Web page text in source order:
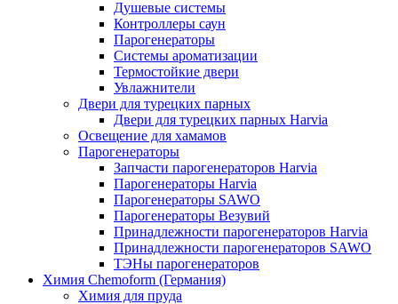
Душевые системы
Контроллеры саун
Парогенераторы
Системы ароматизации
Термостойкие двери
Увлажнители
Двери для турецких парных
Двери для турецких парных Harvia
Освещение для хамамов
Парогенераторы
Запчасти парогенераторов Harvia
Парогенераторы Harvia
Парогенераторы SAWO
Парогенераторы Везувий
Принадлежности парогенераторов Harvia
Принадлежности парогенераторов SAWO
ТЭНы парогенераторов
Химия Chemoform (Германия)
Химия для пруда